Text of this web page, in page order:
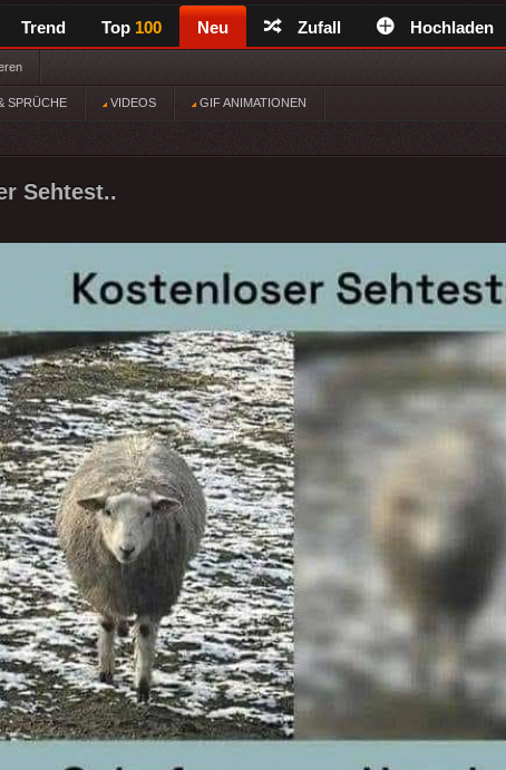
Trend Top 100 Neu Zufall Hochladen
SPRÜCHE VIDEOS GIF ANIMATIONEN
Sehtest..